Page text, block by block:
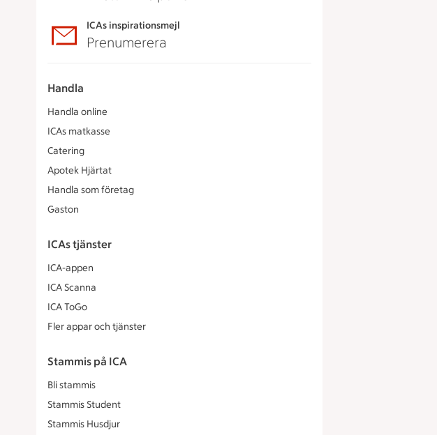
ICAs inspirationsmejl
Prenumerera
Handla
Handla online
ICAs matkasse
Catering
Apotek Hjärtat
Handla som företag
Gaston
ICAs tjänster
ICA-appen
ICA Scanna
ICA ToGo
Fler appar och tjänster
Stammis på ICA
Bli stammis
Stammis Student
Stammis Husdjur